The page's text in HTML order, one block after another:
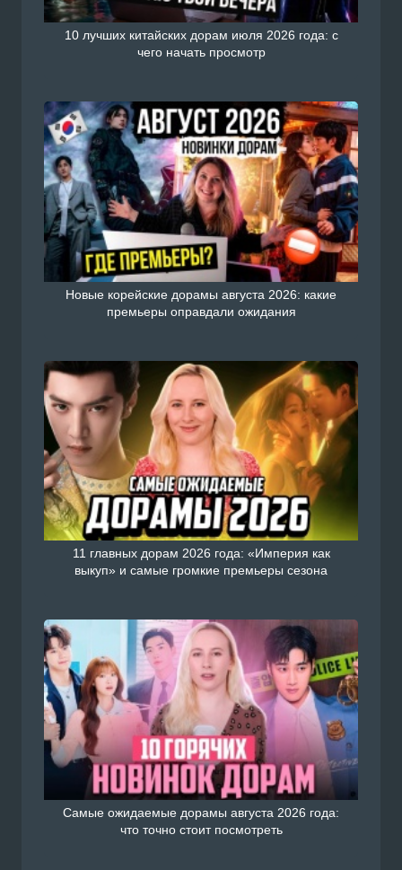
Скрытый бог 1 - 40 серии из 40
Смотреть Китайский сериал дорама Скрытый бог
с русской озвучкой онлайн на сайте Doramiru.com
doramiru.com
Подробнее
У тебя тоже есть сегодня 1 - 36 серии из 36
Смотреть Китайский сериал дорама У тебя тоже
есть сегодня / Мой босс с русской озвучкой онлай
н на сайте Doramiru.com
doramiru.com
Подробнее
10 лучших китайских дорам июля 2026 года: с
чего начать просмотр
Новые корейские дорамы августа 2026: какие
премьеры оправдали ожидания
11 главных дорам 2026 года: «Империя как
выкуп» и самые громкие премьеры сезона
Самые ожидаемые дорамы августа 2026 года:
что точно стоит посмотреть